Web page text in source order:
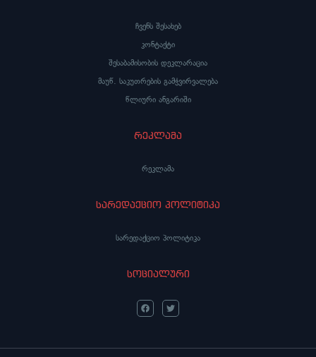
ჩვენს შესახებ
კონტაქტი
შესაბამისობის დეკლარაცია
მაუწ. საკუთრების გამჭვირვალება
წლიური ანგარიში
რეკლამა
რეკლამა
სარედაქციო პოლიტიკა
სარედაქციო პოლიტიკა
სოციალური